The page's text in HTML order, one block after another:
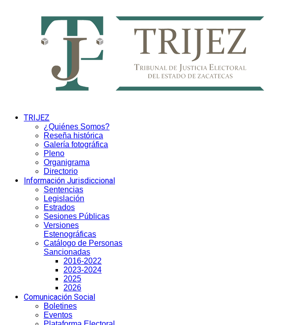
TRIJEZ
¿Quiénes Somos?
Reseña histórica
Galería fotográfica
Pleno
Organigrama
Directorio
Información Jurisdiccional
Sentencias
Legislación
Estrados
Sesiones Públicas
Versiones
Estenográficas
Catálogo de Personas
Sancionadas
2016-2022
2023-2024
2025
2026
Comunicación Social
Boletines
Eventos